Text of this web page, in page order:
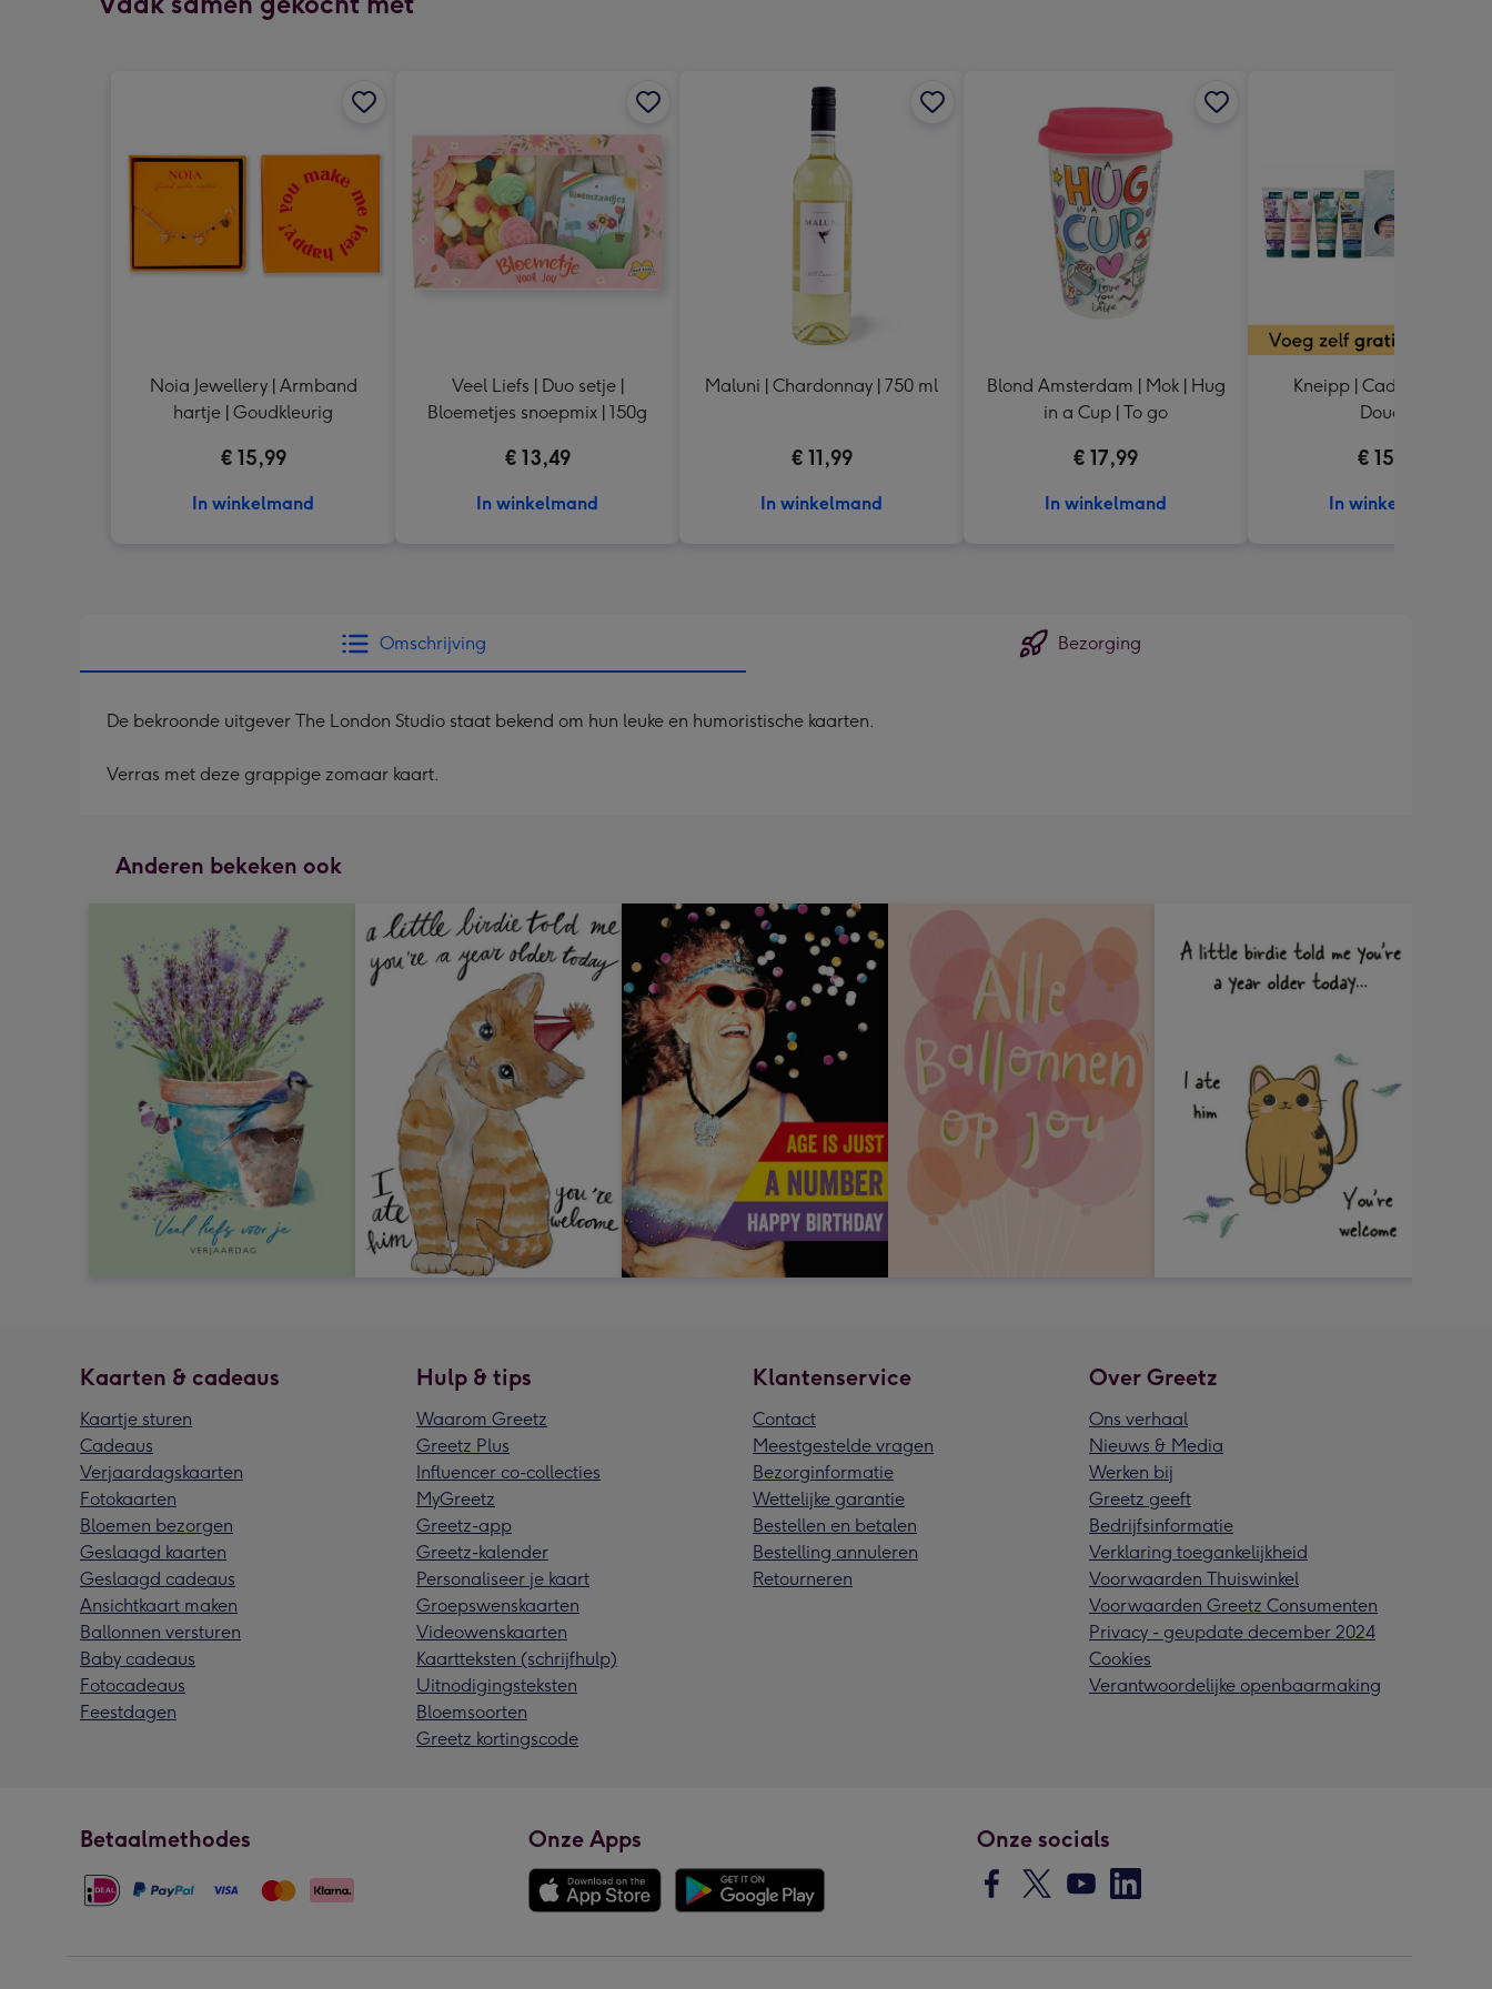
Noia Jewellery | Armband
hartje | Goudkleurig
€ 15,99
In winkelmand
Veel Liefs | Duo setje |
Bloemetjes snoepmix | 150g
€ 13,49
In winkelmand
Maluni | Chardonnay | 750 ml
€ 11,99
In winkelmand
Blond Amsterdam | Mok | Hug
in a Cup | To go
€ 17,99
In winkelmand
Kneipp | Cadeaupakket |
Douche
€ 15,99
In winkelmand
Omschrijving Bezorging
De bekroonde uitgever The London Studio staat bekend om hun leuke en humoristische kaarten.
Verras met deze grappige zomaar kaart.
Anderen bekeken ook
Kaarten & cadeaus
Kaartje sturen
Cadeaus
Verjaardagskaarten
Fotokaarten
Bloemen bezorgen
Geslaagd kaarten
Geslaagd cadeaus
Ansichtkaart maken
Ballonnen versturen
Baby cadeaus
Fotocadeaus
Feestdagen
Hulp & tips
Waarom Greetz
Greetz Plus
Influencer co-collecties
MyGreetz
Greetz-app
Greetz-kalender
Personaliseer je kaart
Groepswenskaarten
Videowenskaarten
Kaartteksten (schrijfhulp)
Uitnodigingsteksten
Bloemsoorten
Greetz kortingscode
Klantenservice
Contact
Meestgestelde vragen
Bezorginformatie
Wettelijke garantie
Bestellen en betalen
Bestelling annuleren
Retourneren
Over Greetz
Ons verhaal
Nieuws & Media
Werken bij
Greetz geeft
Bedrijfsinformatie
Verklaring toegankelijkheid
Voorwaarden Thuiswinkel
Voorwaarden Greetz Consumenten
Privacy - geupdate december 2024
Cookies
Verantwoordelijke openbaarmaking
Betaalmethodes Onze Apps Onze socials